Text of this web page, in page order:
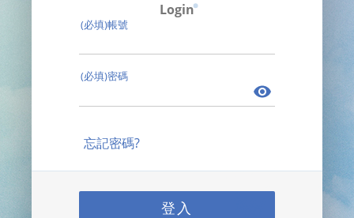
Login
(必填)帳號
(必填)密碼
忘記密碼?
登入